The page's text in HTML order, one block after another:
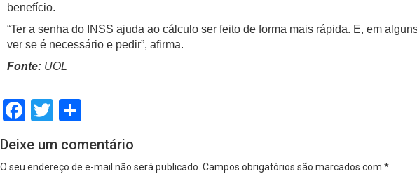
benefício.
“Ter a senha do INSS ajuda ao cálculo ser feito de forma mais rápida. E, em
ver se é necessário e pedir”, afirma.
Fonte: UOL
Facebook
Twitter
Deixe um comentário
O seu endereço de e-mail não será publicado. Campos obrigatórios são marcados com *